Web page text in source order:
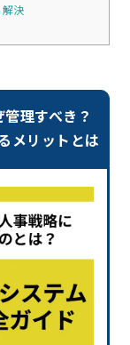
決
理すべき？
メリットとは